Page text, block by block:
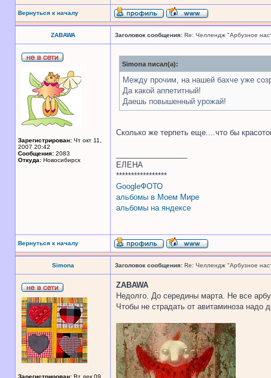
Вернуться к началу
ZABAWA Заголовок сообщения: Re: Челлендж "Арбузное
Зарегистрирован: Чт окт 11,
2007 20:42
Сообщения: 2083
Откуда: Новосибирск
Simona писал(а):
Между прочим, на нашей бахче уже
Да какой аппетитный!
Даешь повышенный урожай!
Сколько же терпеть еще....что бы
ЕЛЕНА
*****************
GoogleФОТО
альбомы в Моем Мире
альбомы на яндексе
Вернуться к началу
Simona Заголовок сообщения: Re: Челлендж "Арбузное
Зарегистрирован: Вт дек 09,
ZABAWA
Недолго. До середины марта. Не все
Чтобы не страдать от авитаминоза надо